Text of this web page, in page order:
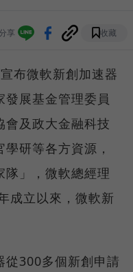
享 收藏
布微軟新創加速器
展基金管理委員
會及政大金融科技
研等各方資源，
」，微軟總經理
成立以來，微軟新
從300多個新創申請